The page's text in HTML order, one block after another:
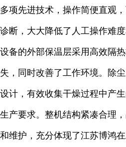
多项先进技术，操作简便直观
诊断，大大降低了人工操作难度
设备的外部保温层采用高效隔
失，同时改善了工作环境。除
设计，有效收集干燥过程中产
生产要求。整机结构紧凑合理
和维护，充分体现了江苏博鸿